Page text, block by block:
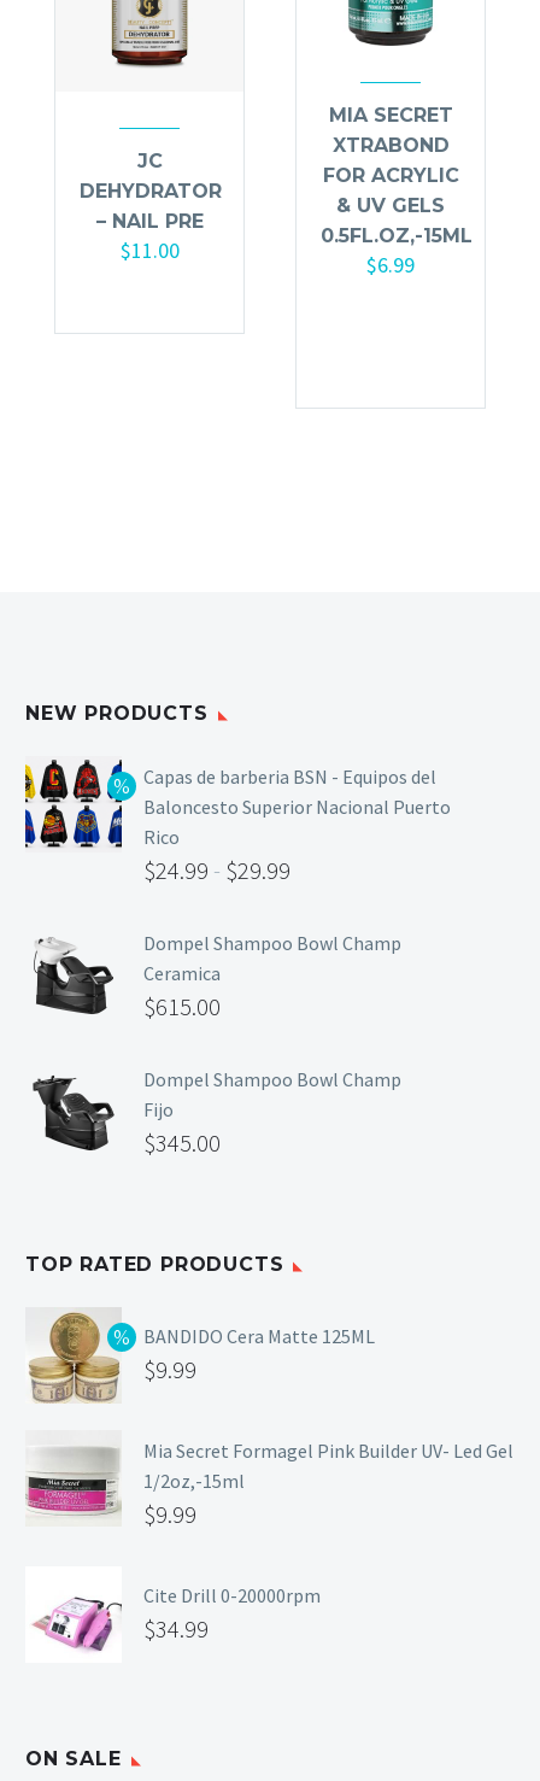
JC
DEHYDRATOR
– NAIL PRE
$11.00
MIA SECRET
XTRABOND
FOR ACRYLIC
& UV GELS
0.5FL.OZ,-15ML
$6.99
NEW PRODUCTS
Capas de barberia BSN - Equipos del
Baloncesto Superior Nacional Puerto
Rico
$24.99 - $29.99
Dompel Shampoo Bowl Champ
Ceramica
$615.00
Dompel Shampoo Bowl Champ
Fijo
$345.00
TOP RATED PRODUCTS
BANDIDO Cera Matte 125ML
$9.99
Mia Secret Formagel Pink Builder UV- Led Gel
1/2oz,-15ml
$9.99
Cite Drill 0-20000rpm
$34.99
ON SALE